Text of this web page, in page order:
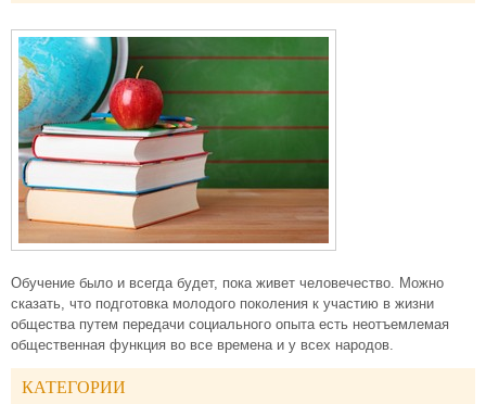
Обучение было и всегда будет, пока живет человечество. Можно
сказать, что подготовка молодого поколения к участию в жизни
общества путем передачи социального опыта есть неотъемлемая
общественная функция во все времена и у всех народов.
КАТЕГОРИИ